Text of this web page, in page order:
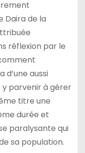
Daira de la
réflexion par le
d’une aussi
parvenir à gérer
titre une
durée et
paralysante qui
sa population.